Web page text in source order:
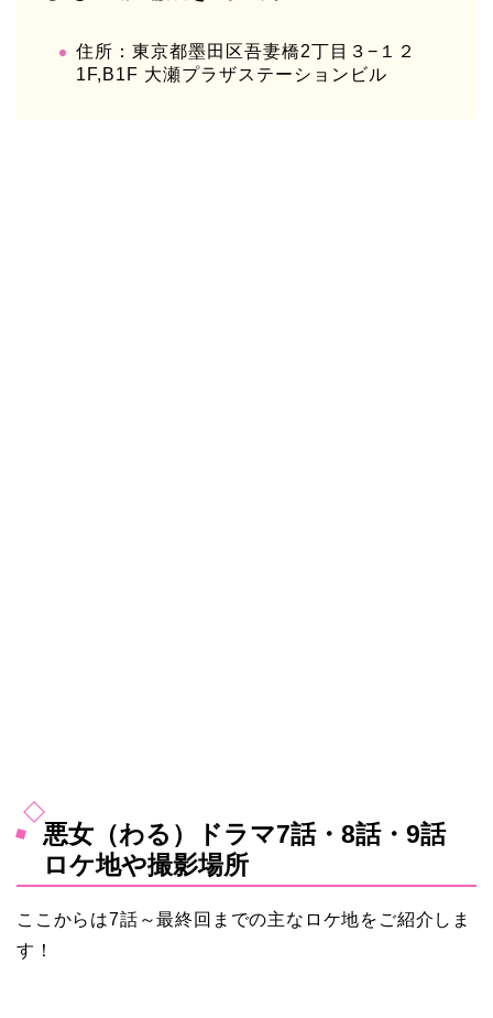
住所：東京都墨田区吾妻橋2丁目３−１２
1F,B1F 大瀬プラザステーションビル
悪女（わる）ドラマ7話・8話・9話
ロケ地や撮影場所
ここからは7話～最終回までの主なロケ地をご紹介しま
す！